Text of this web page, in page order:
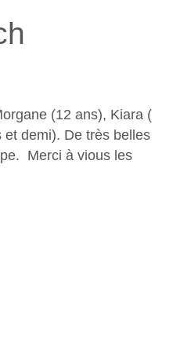
(12 ans), Kiara (
demi). De très belles
Merci à vious les